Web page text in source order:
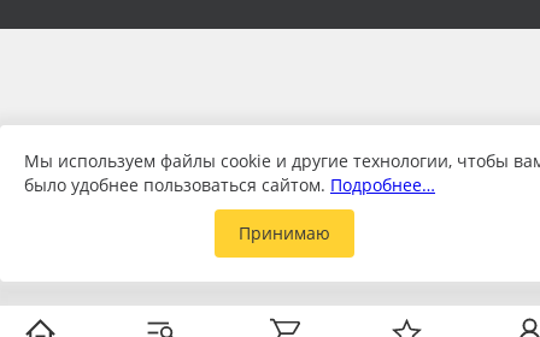
Мы используем файлы cookie и другие технологии, чтобы
было удобнее пользоваться сайтом. Подробнее…
Принимаю